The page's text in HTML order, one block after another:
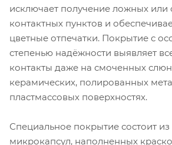
исключает получение ложных или
контактных пунктов и
цветные отпечатки. Покрытие с
степенью надёжности выявляет
контакты даже на смоченных
керамических, полированных
пластмассовых поверхностях.
Специальное покрытие состоит
микрокапсул, наполненных